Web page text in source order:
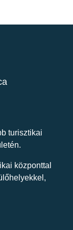
turisztikai
központtal